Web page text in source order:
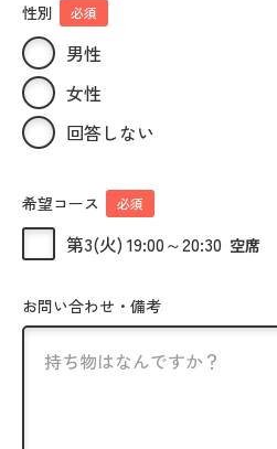
性別 必須
男性
女性
回答しない
希望コース 必須
第3(火) 19:00～20:30 空席
お問い合わせ・備考